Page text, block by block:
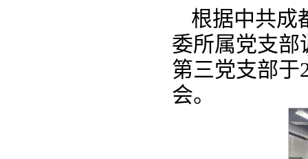
根据中共成
委所属党支部
第三党支部于
会。